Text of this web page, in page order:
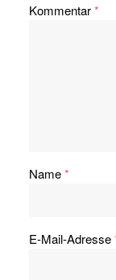
Kommentar*
Name*
E-Mail-Adresse